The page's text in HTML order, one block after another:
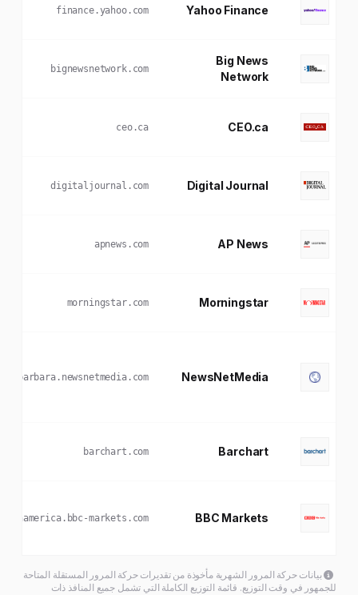
Yahoo Finance
finance.yahoo.com
Big News
Network
bignewsnetwork.com
CEO.ca
ceo.ca
Digital Journal
digitaljournal.com
AP News
apnews.com
Morningstar
morningstar.com
NewsNetMedia
Barchart
barchart.com
BBC Markets
markets.com
بيانات حركة المرور الشهرية مأخوذة من تقديرات حركة المرور المستقلة المتاحة
للجمهور في وقت التوزيع. قائمة التوزيع الكاملة التي تشمل جميع المنافذ ذات